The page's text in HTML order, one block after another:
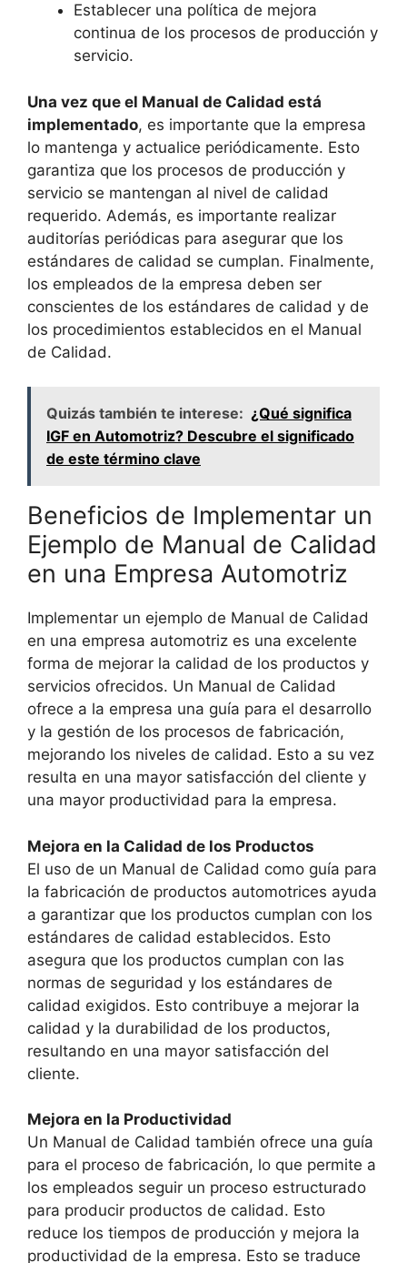
Establecer una política de mejora
continua de los procesos de producción y
servicio.
Una vez que el Manual de Calidad está
implementado, es importante que la empresa
lo mantenga y actualice periódicamente. Esto
garantiza que los procesos de producción y
servicio se mantengan al nivel de calidad
requerido. Además, es importante realizar
auditorías periódicas para asegurar que los
estándares de calidad se cumplan. Finalmente,
los empleados de la empresa deben ser
conscientes de los estándares de calidad y de
los procedimientos establecidos en el Manual
de Calidad.
Quizás también te interese: ¿Qué significa
IGF en Automotriz? Descubre el significado
de este término clave
Beneficios de Implementar un
Ejemplo de Manual de Calidad
en una Empresa Automotriz
Implementar un ejemplo de Manual de Calidad
en una empresa automotriz es una excelente
forma de mejorar la calidad de los productos y
servicios ofrecidos. Un Manual de Calidad
ofrece a la empresa una guía para el desarrollo
y la gestión de los procesos de fabricación,
mejorando los niveles de calidad. Esto a su vez
resulta en una mayor satisfacción del cliente y
una mayor productividad para la empresa.
Mejora en la Calidad de los Productos
El uso de un Manual de Calidad como guía para
la fabricación de productos automotrices ayuda
a garantizar que los productos cumplan con los
estándares de calidad establecidos. Esto
asegura que los productos cumplan con las
normas de seguridad y los estándares de
calidad exigidos. Esto contribuye a mejorar la
calidad y la durabilidad de los productos,
resultando en una mayor satisfacción del
cliente.
Mejora en la Productividad
Un Manual de Calidad también ofrece una guía
para el proceso de fabricación, lo que permite a
los empleados seguir un proceso estructurado
para producir productos de calidad. Esto
reduce los tiempos de producción y mejora la
productividad de la empresa. Esto se traduce